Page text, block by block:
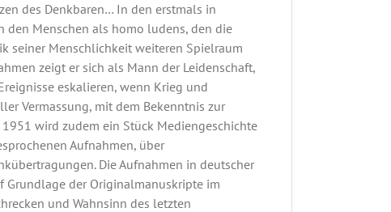
des Denkbaren… In den erstmals in
Menschen als homo ludens, den die
seiner Menschlichkeit weiteren Spielraum
zeigt er sich als Mann der Leidenschaft,
eskalieren, wenn Krieg und
Vermassung, mit dem Bekenntnis zur
wird zudem ein Stück Mediengeschichte
Aufnahmen, über
Die Aufnahmen in deutscher
Grundlage der Originalmanuskripte im
und Wahnsinn des letzten